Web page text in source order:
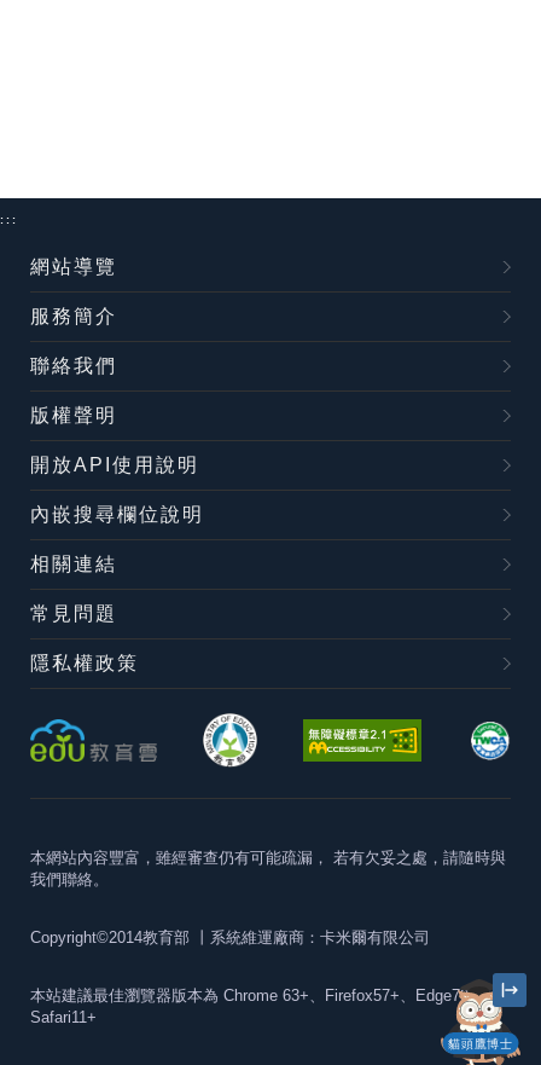
貓頭鷹博士
:::
網站導覽
服務簡介
聯絡我們
版權聲明
開放API使用說明
內嵌搜尋欄位說明
相關連結
常見問題
隱私權政策
本網站內容豐富，雖經審查仍有可能疏漏， 若有欠妥之處，請隨時與
我們聯絡。
Copyright©2014教育部 丨系統維運廠商：卡米爾有限公司
本站建議最佳瀏覽器版本為 Chrome 63+、Firefox57+、Edge79+及
Safari11+